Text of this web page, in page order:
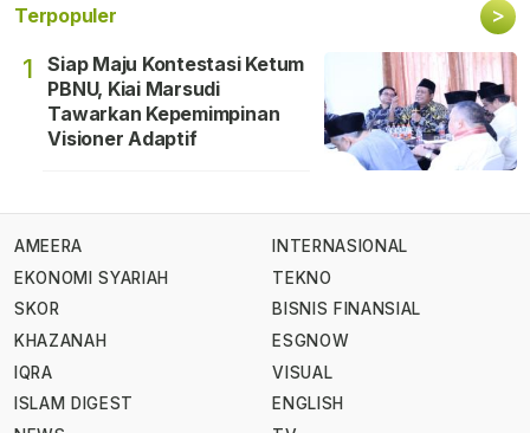
Terpopuler >
1
Siap Maju Kontestasi Ketum
PBNU, Kiai Marsudi
Tawarkan Kepemimpinan
Visioner Adaptif
AMEERA
EKONOMI SYARIAH
SKOR
KHAZANAH
IQRA
ISLAM DIGEST
INTERNASIONAL
TEKNO
BISNIS FINANSIAL
ESGNOW
VISUAL
ENGLISH